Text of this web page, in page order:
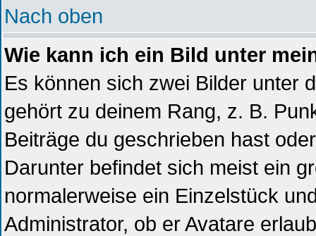
Nach oben
Wie kann ich ein Bild unter
Es können sich zwei Bilder unter
gehört zu deinem Rang, z. B.
Beiträge du geschrieben hast
Darunter befindet sich meist ein
normalerweise ein Einzelstück
Administrator, ob er Avatare